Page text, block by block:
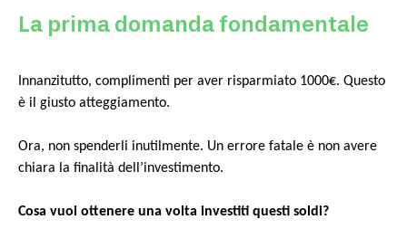
La prima domanda fondamentale
Innanzitutto, complimenti per aver risparmiato 1000€. Questo
è il giusto atteggiamento.
Ora, non spenderli inutilmente. Un errore fatale è non avere
chiara la finalità dell’investimento.
Cosa vuoi ottenere una volta investiti questi soldi?